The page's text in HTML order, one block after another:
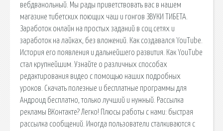
вебдванольный. Мы рады приветствовать вас в нашем
магазине тибетских поющих чаш и гонгов ЗВУКИ ТИБЕТА.
Заработок онлайн на простых заданий в соц.сетях и
заработок на лайках, без вложений. Как создавался YouTube.
История его появления и дальнейшего развития. Как YouTube
стал крупнейшим. Узнайте о различных способах
редактирования видео с помощью наших подробных
уроков. Скачать полезные и бесплатные программы для
Андроид бесплатно, только лучший и нужный. Рассылка
рекламы ВКонтакте? Легко! Плюсы работы с нами: быстрая
рассылка сообщений. Иногда пользователи сталкиваются с